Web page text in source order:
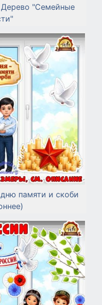
"Семейные
памяти и скоби